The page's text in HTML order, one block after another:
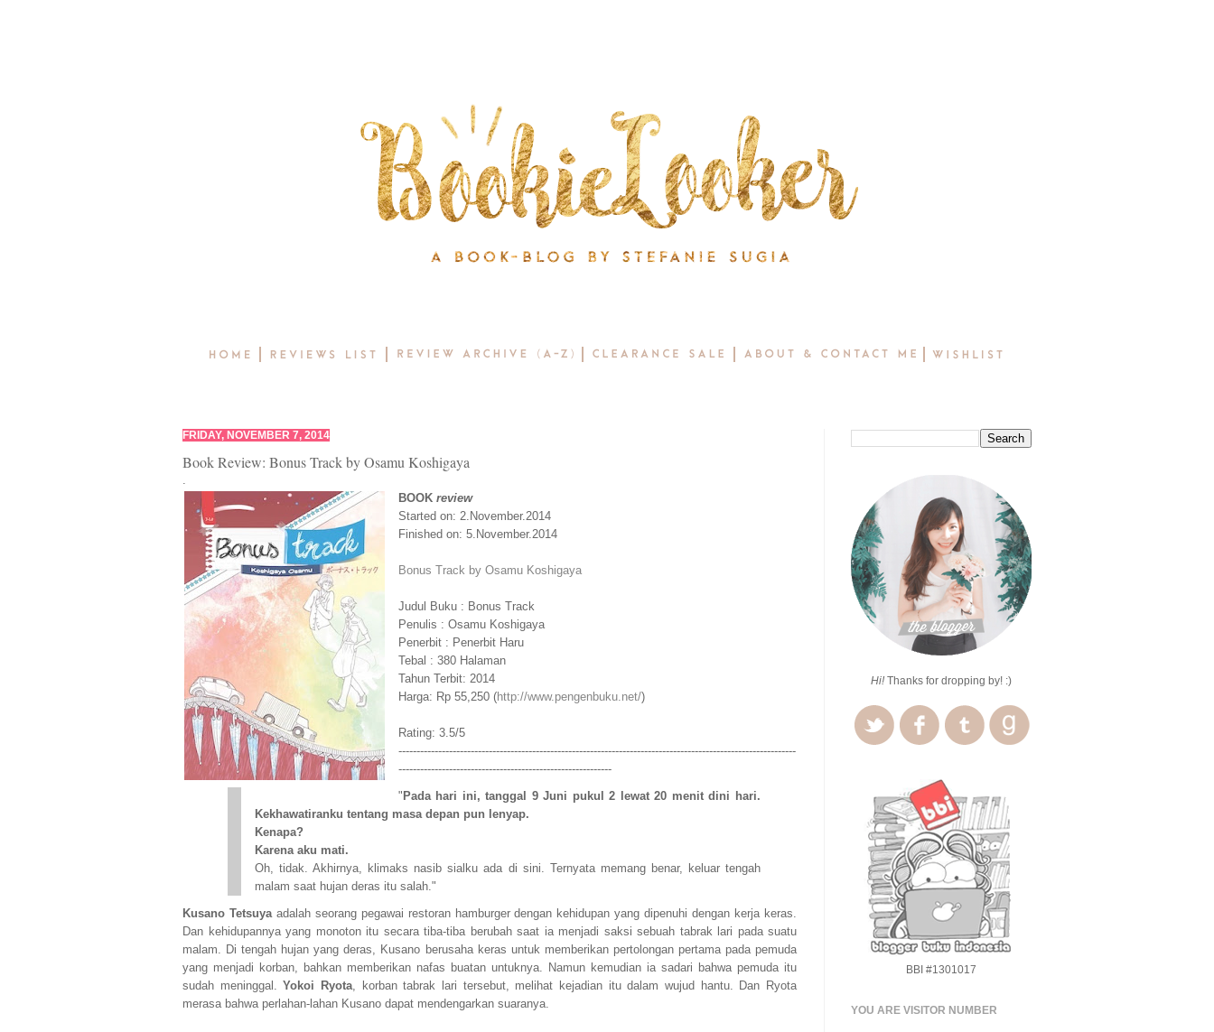
FRIDAY, NOVEMBER 7, 2014
Book Review: Bonus Track by Osamu Koshigaya
.
BOOK review
Started on: 2.November.2014
Finished on: 5.November.2014
Bonus Track by Osamu Koshigaya
Judul Buku : Bonus Track
Penulis : Osamu Koshigaya
Penerbit : Penerbit Haru
Tebal : 380 Halaman
Tahun Terbit: 2014
Harga: Rp 55,250 (http://www.pengenbuku.net/)
Rating: 3.5/5
--------------------------------------------------------------------------------------------------------------
-----------------------------------------------------------
" Pada hari ini, tanggal 9 Juni pukul 2 lewat 20 menit dini hari.
Kekhawatiranku tentang masa depan pun lenyap.
Kenapa?
Karena aku mati.
Oh, tidak. Akhirnya, klimaks nasib sialku ada di sini. Ternyata memang benar, keluar tengah
malam saat hujan deras itu salah."
Kusano Tetsuyaadalah seorang pegawai restoran hamburger dengan kehidupan yang dipenuhi dengan kerja keras.
Dan kehidupannya yang monoton itu secara tiba-tiba berubah saat ia menjadi saksi sebuah tabrak lari pada suatu
malam. Di tengah hujan yang deras, Kusano berusaha keras untuk memberikan pertolongan pertama pada pemuda
yang menjadi korban, bahkan memberikan nafas buatan untuknya. Namun kemudian ia sadari bahwa pemuda itu
sudah meninggal. Yokoi Ryota, korban tabrak lari tersebut, melihat kejadian itu dalam wujud hantu. Dan Ryota
merasa bahwa perlahan-lahan Kusano dapat mendengarkan suaranya.
Hi! Thanks for dropping by! :)
BBI #1301017
YOU ARE VISITOR NUMBER